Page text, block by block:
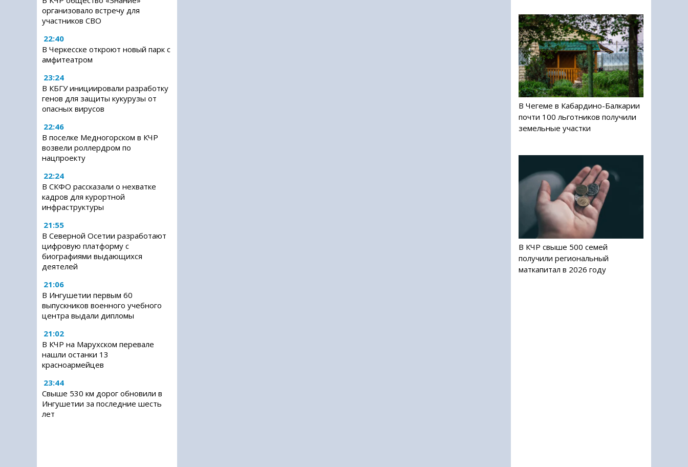
организовало встречу для
участников СВО
22:40
В Черкесске откроют новый парк с
амфитеатром
23:24
В КБГУ инициировали разработку
генов для защиты кукурузы от
опасных вирусов
22:46
В поселке Медногорском в КЧР
возвели роллердром по
нацпроекту
22:24
В СКФО рассказали о нехватке
кадров для курортной
инфраструктуры
21:55
В Северной Осетии разработают
цифровую платформу с
биографиями выдающихся
деятелей
21:06
В Ингушетии первым 60
выпускников военного учебного
центра выдали дипломы
21:02
В КЧР на Марухском перевале
нашли останки 13
красноармейцев
23:44
Свыше 530 км дорог обновили в
Ингушетии за последние шесть
лет
В Чегеме в Кабардино-Балкарии
почти 100 льготников получили
земельные участки
В КЧР свыше 500 семей
получили региональный
маткапитал в 2026 году